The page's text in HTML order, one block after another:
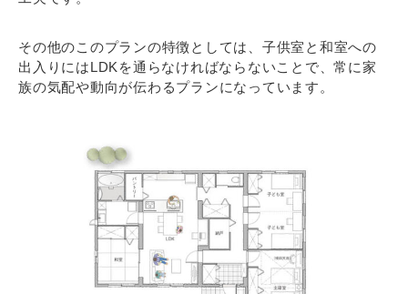
その他のこのプランの特徴としては、子供室と和室への
出入りにはLDKを通らなければならないことで、常に家
族の気配や動向が伝わるプランになっています。